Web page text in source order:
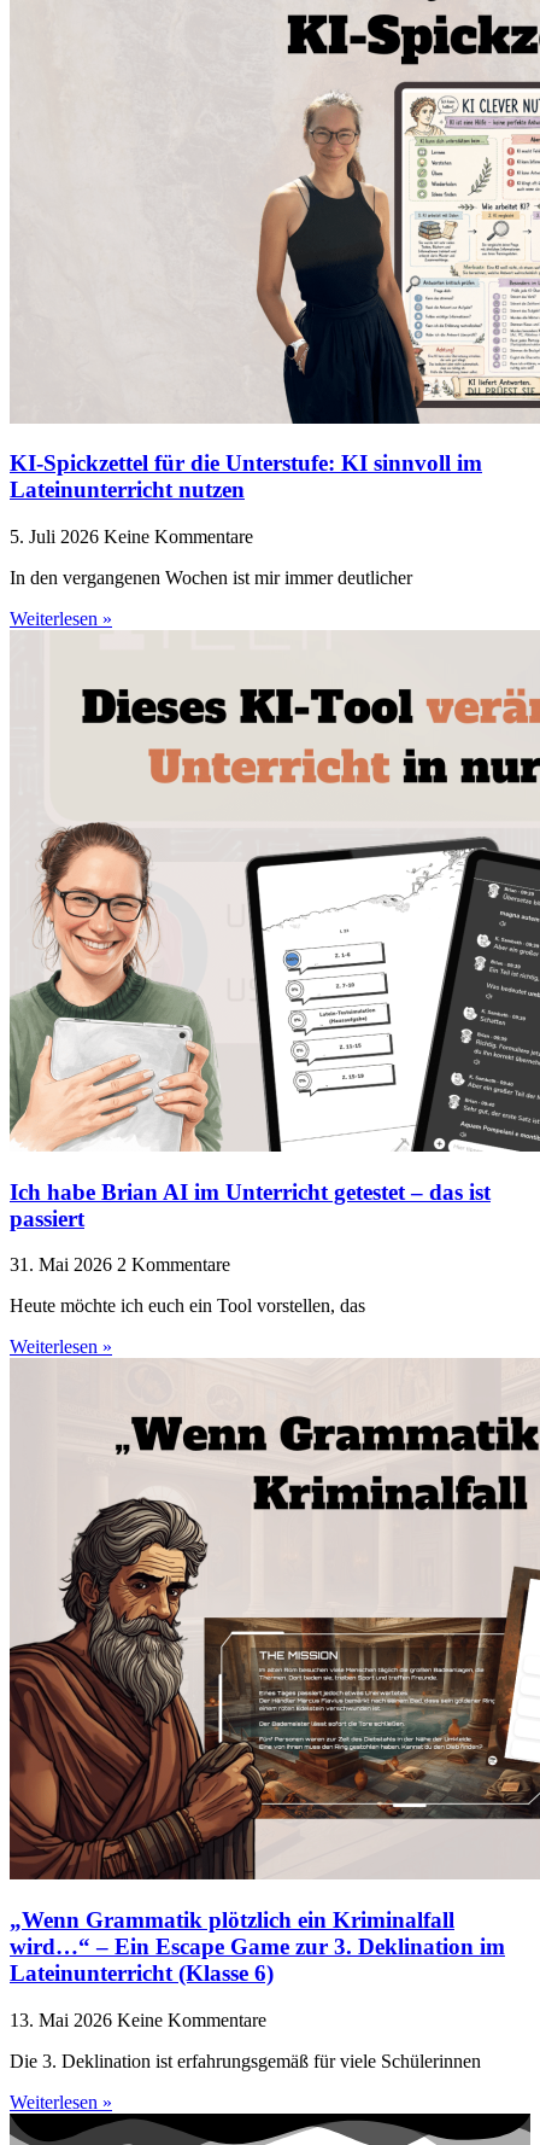
KI-Spickzettel für die Unterstufe: KI sinnvoll im
Lateinunterricht nutzen
5. Juli 2026 Keine Kommentare
In den vergangenen Wochen ist mir immer deutlicher
Weiterlesen »
Ich habe Brian AI im Unterricht getestet – das ist
passiert
31. Mai 2026 2 Kommentare
Heute möchte ich euch ein Tool vorstellen, das
Weiterlesen »
„Wenn Grammatik plötzlich ein Kriminalfall
wird…“ – Ein Escape Game zur 3. Deklination im
Lateinunterricht (Klasse 6)
13. Mai 2026 Keine Kommentare
Die 3. Deklination ist erfahrungsgemäß für viele Schülerinnen
Weiterlesen »